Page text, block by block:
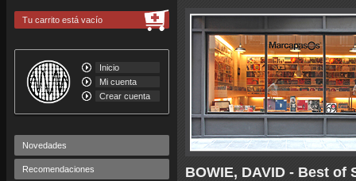
BOWIE, DAVID - Best of
Tu carrito está vacío
Inicio
Mi cuenta
Crear cuenta
Novedades
Recomendaciones